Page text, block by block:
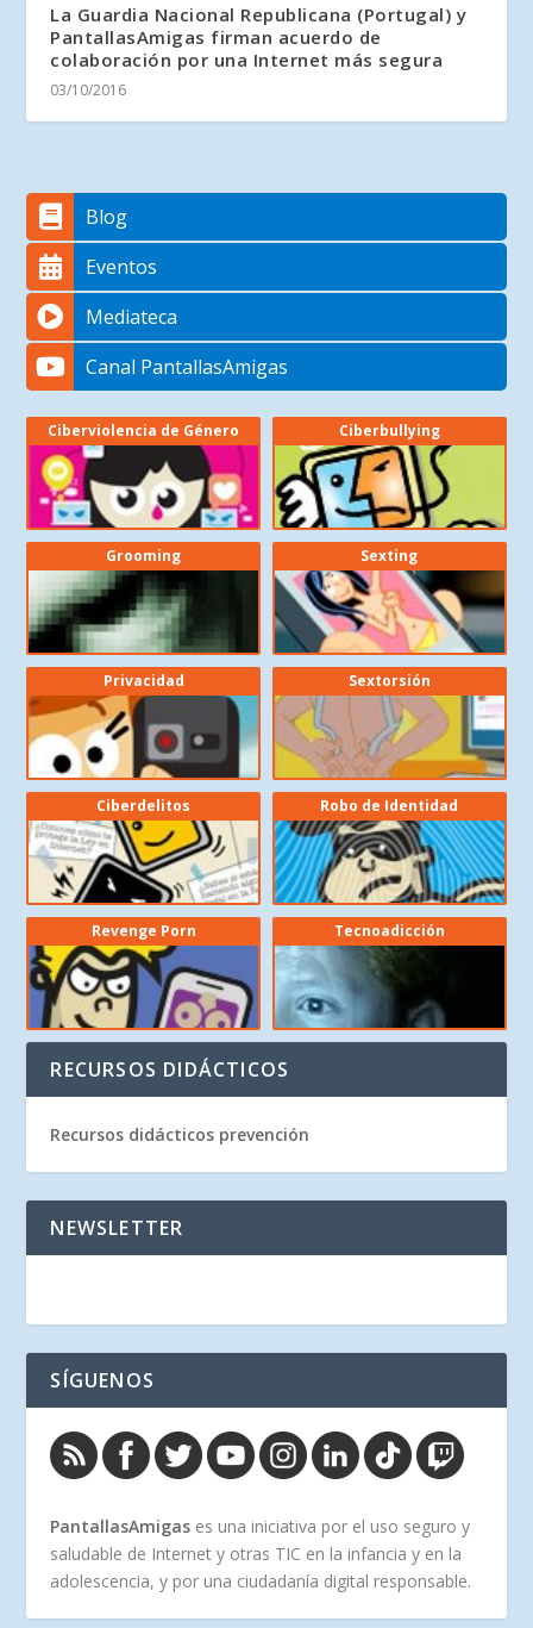
La Guardia Nacional Republicana (Portugal) y
PantallasAmigas firman acuerdo de
colaboración por una Internet más segura
03/10/2016
Blog
Eventos
Mediateca
Canal PantallasAmigas
Ciberviolencia de Género Ciberbullying
Grooming Sexting
Privacidad Sextorsión
Ciberdelitos Robo de Identidad
Revenge Porn Tecnoadicción
RECURSOS DIDÁCTICOS
Recursos didácticos prevención
NEWSLETTER
SÍGUENOS
PantallasAmigas es una iniciativa por el uso seguro y
saludable de Internet y otras TIC en la infancia y en la
adolescencia, y por una ciudadanía digital responsable.